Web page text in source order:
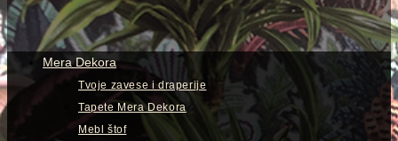
Mera Dekora
Tvoje zavese i draperije
Tapete Mera Dekora
Mebl štof